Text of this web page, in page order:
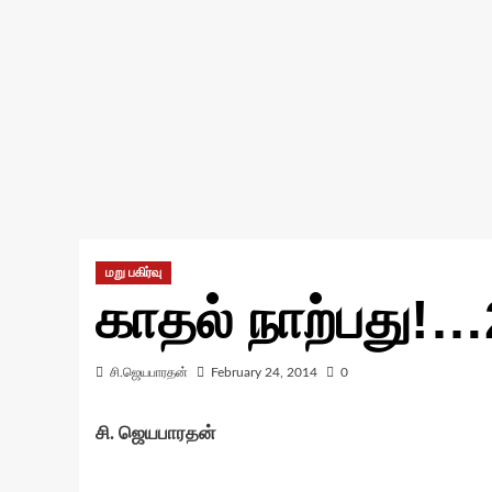
மறு பகிர்வு
காதல்
சி.ஜெயபாரதன் February 24, 2014 0
சி. ஜெயபாரதன்